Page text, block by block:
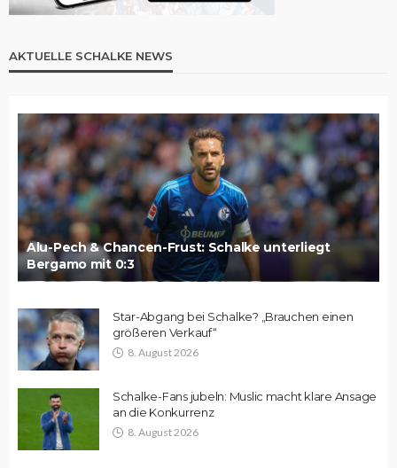
AKTUELLE SCHALKE NEWS
Alu-Pech & Chancen-Frust: Schalke unterliegt
Bergamo mit 0:3
Star-Abgang bei Schalke? „Brauchen einen
größeren Verkauf“
8. August 2026
Schalke-Fans jubeln: Muslic macht klare Ansage
an die Konkurrenz
8. August 2026